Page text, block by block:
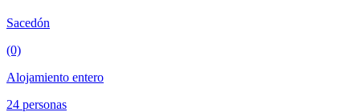
Sacedón
(0)
Alojamiento entero
24 personas